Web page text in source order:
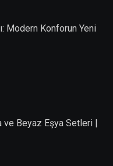
Modern Konforun Yeni
Beyaz Eşya Setleri |